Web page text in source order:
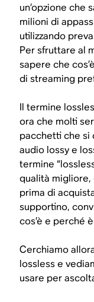
un’opzione che
milioni di
utilizzando
Per sfruttare al
sapere che
di streaming
Il termine
ora che molti
pacchetti che si
audio lossy e
termine
qualità migliore,
prima di
supportino,
cos’è e perché
Cerchiamo
lossless e
usare per